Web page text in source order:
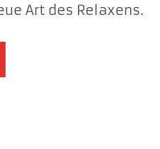
Art des Relaxens.